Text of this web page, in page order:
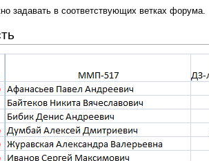
задавать в соответствующих ветках форума.